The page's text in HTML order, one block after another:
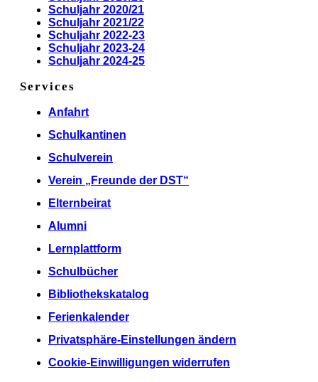
Schuljahr 2020/21
Schuljahr 2021/22
Schuljahr 2022-23
Schuljahr 2023-24
Schuljahr 2024-25
Services
Anfahrt
Schulkantinen
Schulverein
Verein „Freunde der DST“
Elternbeirat
Alumni
Lernplattform
Schulbücher
Bibliothekskatalog
Ferienkalender
Privatsphäre-Einstellungen ändern
Cookie-Einwilligungen widerrufen